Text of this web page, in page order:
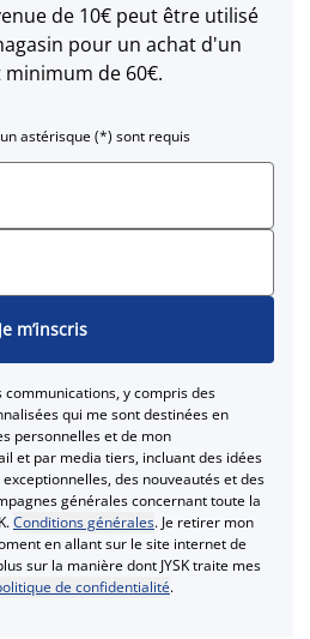
de 10€ peut être utilisé
pour un achat d'un
de 60€.
astérisque (*) sont requis
Je m’inscris
communications, y compris des
qui me sont destinées en
personnelles et de mon
et par media tiers, incluant des idées
des nouveautés et des
générales concernant toute la
Conditions générales. Je retirer mon
en allant sur le site internet de
sur la manière dont JYSK traite mes
de confidentialité.